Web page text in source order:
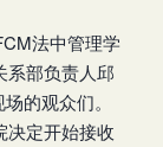
法中管理学
系部负责人邱
的观众们。
决定开始接收